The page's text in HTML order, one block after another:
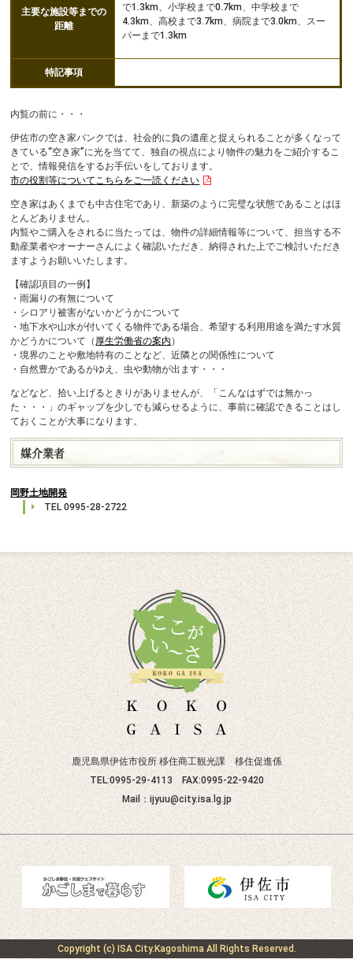
主要な施設等までの
距離
で1.3km、小学校まで0.7km、中学校まで
4.3km、高校まで3.7km、病院まで3.0km、スー
パーまで1.3km
特記事項
内覧の前に・・・
伊佐市の空き家バンクでは、社会的に負の遺産と捉えられることが多くなって
きている“空き家”に光を当てて、独自の視点により物件の魅力をご紹介するこ
とで、情報発信をするお手伝いをしております。
市の役割等についてこちらをご一読ください
空き家はあくまでも中古住宅であり、新築のように完璧な状態であることはほ
とんどありません。
内覧やご購入をされるに当たっては、物件の詳細情報等について、担当する不
動産業者やオーナーさんによく確認いただき、納得された上でご検討いただき
ますようお願いいたします。
【確認項目の一例】
・雨漏りの有無について
・シロアリ被害がないかどうかについて
・地下水や山水が付いてくる物件である場合、希望する利用用途を満たす水質
かどうかについて（ 厚生労働省の案内 ）
・境界のことや敷地特有のことなど、近隣との関係性について
・自然豊かであるがゆえ、虫や動物が出ます・・・
などなど、拾い上げるときりがありませんが、「こんなはずでは無かっ
た・・・」のギャップを少しでも減らせるように、事前に確認できることはし
ておくことが大事になります。
媒介業者
岡野土地開発
TEL 0995-28-2722
鹿児島県伊佐市役所 移住商工観光課 移住促進係
TEL:0995-29-4113 FAX:0995-22-9420
Mail：ijyuu@city.isa.lg.jp
Copyright (c) ISA City.Kagoshima All Rights Reserved.